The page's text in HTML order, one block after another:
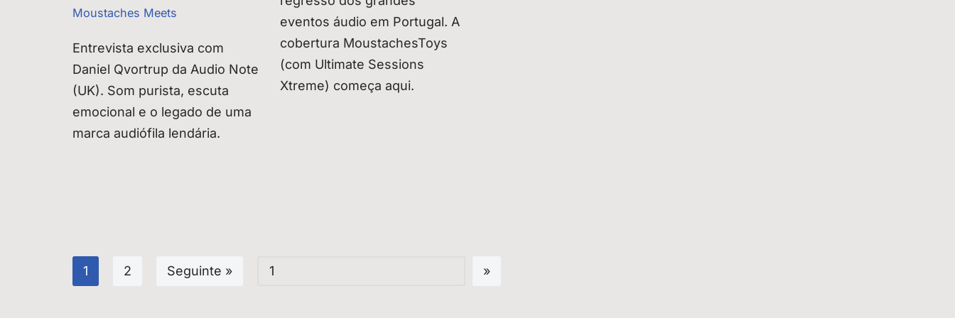
Moustaches Meets
Entrevista exclusiva com
Daniel Qvortrup da Audio Note
(UK). Som purista, escuta
emocional e o legado de uma
marca audiófila lendária.
eventos áudio em Portugal. A
cobertura MoustachesToys
(com Ultimate Sessions
Xtreme) começa aqui.
1 2 Seguinte »